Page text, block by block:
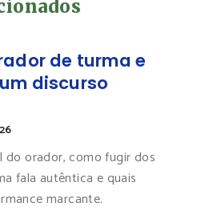
de turma e
discurso
do orador, como fugir dos
fala autêntica e quais
marcante.